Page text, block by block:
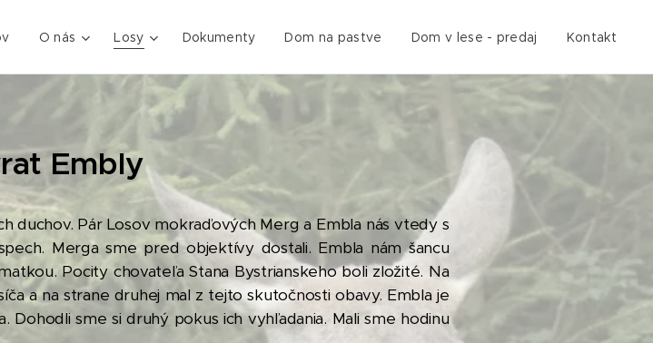
O nás Losy Dokumenty Dom na pastve Dom v lese - predaj Kontakt
Embly
duchov. Pár Losov mokraďových Merg a Embla nás vtedy s
Merga sme pred objektívy dostali. Embla nám šancu
Pocity chovateľa Stana Bystrianskeho boli zložité. Na
a na strane druhej mal z tejto skutočnosti obavy. Embla je
sme si druhý pokus ich vyhľadania. Mali sme hodinu